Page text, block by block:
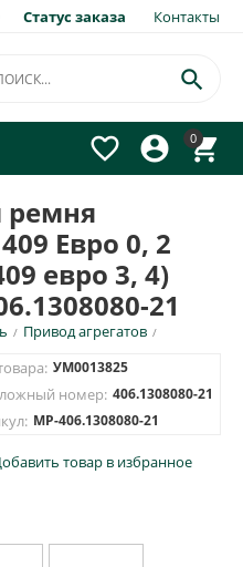
Статус заказа Контакты
0




ремня
Евро 0, 2
евро 3, 4)
21
/ Привод агрегатов /
УМ0013825
номер: 406.1308080-21
MP-406.1308080-21
товар в избранное